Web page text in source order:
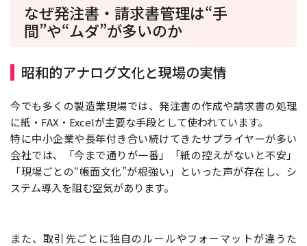
なぜ発注書・請求書管理は“手
間”や“ムダ”が多いのか
昭和的アナログ文化と現場の実情
今でも多くの製造業現場では、発注書の作成や請求書の処理
に紙・FAX・Excelが主要な手段として使われています。
特に中小企業や長年付き合い続けてきたサプライヤーが多い
会社では、「今まで通りが一番」「紙の控えがないと不安」
「現場ごとの“帳面文化”が根強い」といった声が存在し、シ
ステム導入を阻む空気があります。
また、取引先ごとに独自のルールやフォーマットが違うた